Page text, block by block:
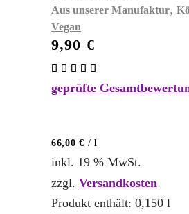
Aus unserer Manufaktur,
Vegan
9,90 €
5.00
geprüfte
66,00€ /l
inkl. 19 % MwSt.
zzgl. Versandkosten
Produkt enthält: 0,150 l